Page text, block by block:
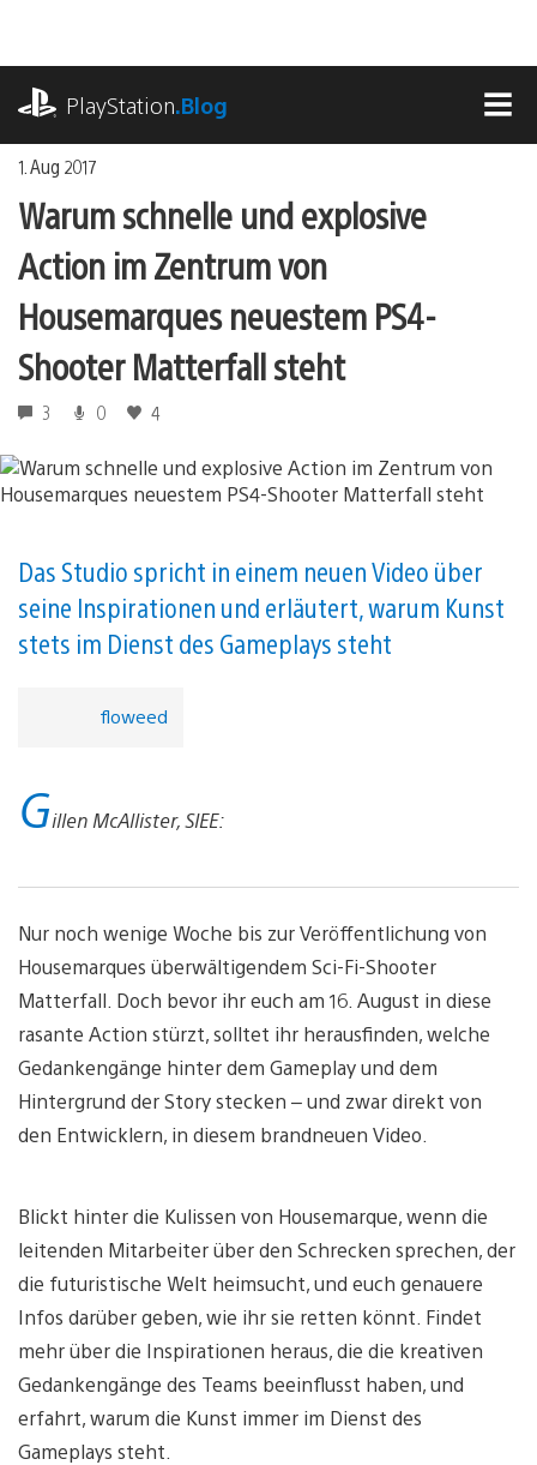
springen
PlayStation.Blog
1. Aug 2017
Warum schnelle und explosive
Action im Zentrum von
Housemarques neuestem PS4-
Shooter Matterfall steht
3 0 4
Das Studio spricht in einem neuen Video über
seine Inspirationen und erläutert, warum Kunst
stets im Dienst des Gameplays steht
floweed
Gillen McAllister, SIEE:
Nur noch wenige Woche bis zur Veröffentlichung von
Housemarques überwältigendem Sci-Fi-Shooter
Matterfall. Doch bevor ihr euch am 16. August in diese
rasante Action stürzt, solltet ihr herausfinden, welche
Gedankengänge hinter dem Gameplay und dem
Hintergrund der Story stecken – und zwar direkt von
den Entwicklern, in diesem brandneuen Video.
Blickt hinter die Kulissen von Housemarque, wenn die
leitenden Mitarbeiter über den Schrecken sprechen, der
die futuristische Welt heimsucht, und euch genauere
Infos darüber geben, wie ihr sie retten könnt. Findet
mehr über die Inspirationen heraus, die die kreativen
Gedankengänge des Teams beeinflusst haben, und
erfahrt, warum die Kunst immer im Dienst des
Gameplays steht.